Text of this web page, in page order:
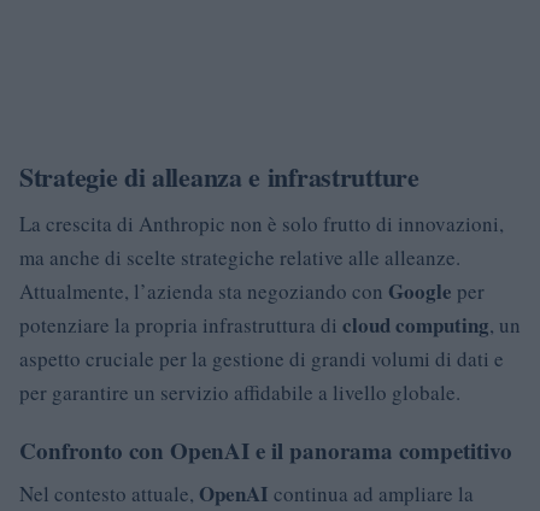
Strategie di alleanza e infrastrutture
La crescita di Anthropic non è solo frutto di innovazioni,
ma anche di scelte strategiche relative alle alleanze.
Attualmente, l’azienda sta negoziando con Google per
potenziare la propria infrastruttura di cloud computing, un
aspetto cruciale per la gestione di grandi volumi di dati e
per garantire un servizio affidabile a livello globale.
Confronto con OpenAI e il panorama competitivo
Nel contesto attuale, OpenAI continua ad ampliare la